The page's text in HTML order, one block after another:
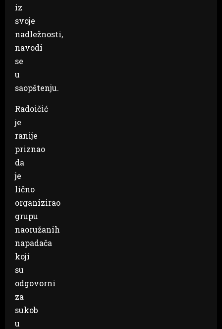
iz
svoje
nadležnosti,
navodi
se
u
saopštenju.
Radoičić
je
ranije
priznao
da
je
lično
organizirao
grupu
naoružanih
napadača
koji
su
odgovorni
za
sukob
u